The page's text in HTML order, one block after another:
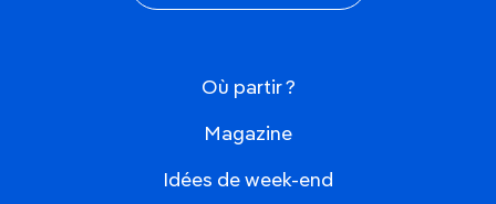
Où partir ?
Magazine
Idées de week-end